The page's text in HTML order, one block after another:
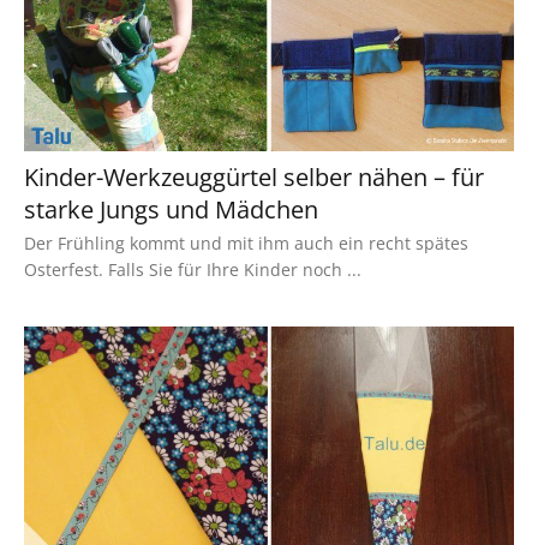
Kinder-Werkzeuggürtel selber nähen – für
starke Jungs und Mädchen
Der Frühling kommt und mit ihm auch ein recht spätes
Osterfest. Falls Sie für Ihre Kinder noch ...